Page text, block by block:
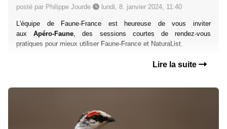
posté par Philippe Jourde lundi, 8. janvier 2024, 11:40
L'équipe de Faune-France est heureuse de vous inviter
auxApéro-Faune, des sessions courtes de rendez-vous
pratiques pour mieux utiliser Faune-France et NaturaList.
Lire la suite